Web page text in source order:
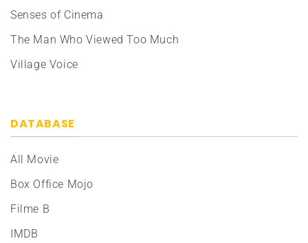
Senses of Cinema
The Man Who Viewed Too Much
Village Voice
DATABASE
All Movie
Box Office Mojo
Filme B
IMDB